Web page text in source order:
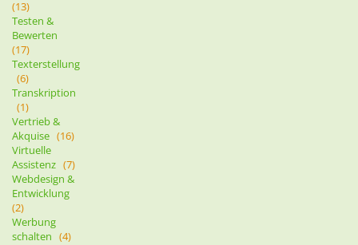
(13)
Testen &
Bewerten
(17)
Texterstellung
(6)
Transkription
(1)
Vertrieb &
Akquise (16)
Virtuelle
Assistenz (7)
Webdesign &
Entwicklung
(2)
Werbung
schalten (4)